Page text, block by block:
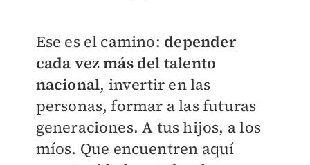
Ese es el camino: depender
cada vez más del talento
nacional, invertir en las
personas, formar a las futuras
generaciones. A tus hijos, a los
míos. Que encuentren aquí